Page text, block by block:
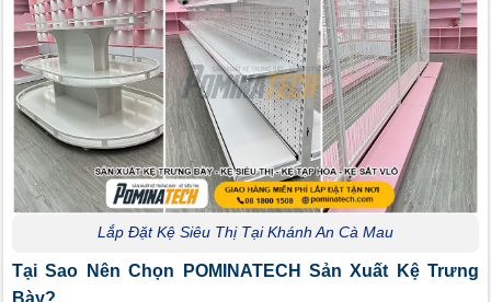
Lắp Đặt Kệ Siêu Thị Tại Khánh An Cà Mau
Tại Sao Nên Chọn POMINATECH Sản Xuất Kệ Trưng